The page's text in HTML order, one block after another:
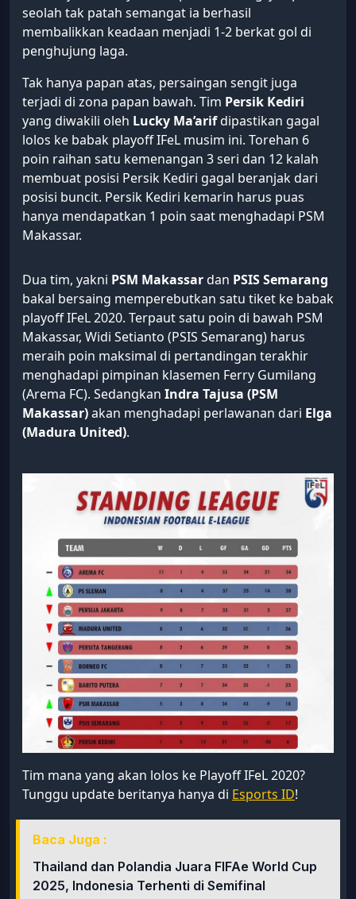
seolah tak patah semangat ia berhasil
membalikkan keadaan menjadi 1-2 berkat gol di
penghujung laga.
Tak hanya papan atas, persaingan sengit juga
terjadi di zona papan bawah. Tim Persik Kediri
yang diwakili oleh Lucky Ma’arifdipastikan gagal
lolos ke babak playoff IFeL musim ini. Torehan 6
poin raihan satu kemenangan 3 seri dan 12 kalah
membuat posisi Persik Kediri gagal beranjak dari
posisi buncit. Persik Kediri kemarin harus puas
hanya mendapatkan 1 poin saat menghadapi PSM
Makassar.
Dua tim, yakni PSM Makassardan PSIS Semarang
bakal bersaing memperebutkan satu tiket ke babak
playoff IFeL 2020. Terpaut satu poin di bawah PSM
Makassar, Widi Setianto (PSIS Semarang) harus
meraih poin maksimal di pertandingan terakhir
menghadapi pimpinan klasemen Ferry Gumilang
(Arema FC). Sedangkan Indra Tajusa (PSM
Makassar)akan menghadapi perlawanan dari Elga
(Madura United).
Tim mana yang akan lolos ke Playoff IFeL 2020?
Tunggu update beritanya hanya di Esports ID!
Baca Juga :
Thailand dan Polandia Juara FIFAe World Cup
2025, Indonesia Terhenti di Semifinal